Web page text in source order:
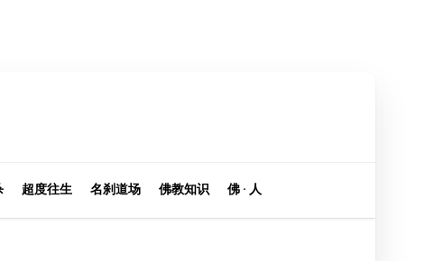
超度往生 名刹道场 佛教知识 佛 · 人